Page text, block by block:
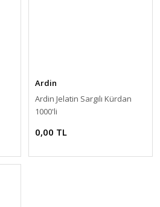
Ardin
Ardin Jelatin Sargılı Kürdan
1000'li
0,00 TL